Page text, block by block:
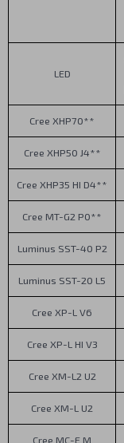
LED
Cree XHP70**
Cree XHP50 J4**
Cree XHP35 HI D4**
Cree MT-G2 P0**
Luminus SST-40 P2
Luminus SST-20 L5
Cree XP-L V6
Cree XP-L HI V3
Cree XM-L2 U2
Cree XM-L U2
Cree MC-E M